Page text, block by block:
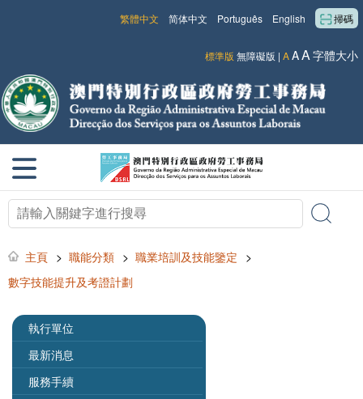
掃碼
English
Português
简体中文
繁體中文
標準版 無障礙版 | AAA字體大小
主頁 > 職能分類 > 職業培訓及技能鑒定 >
數字技能提升及考證計劃
執行單位
最新消息
服務手續